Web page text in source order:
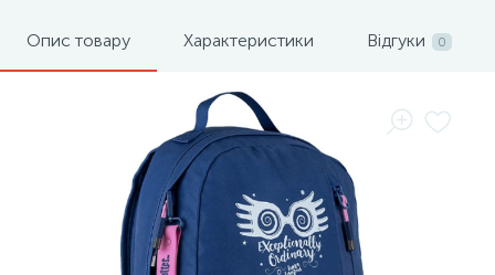
Опис товару Характеристики Відгуки 0